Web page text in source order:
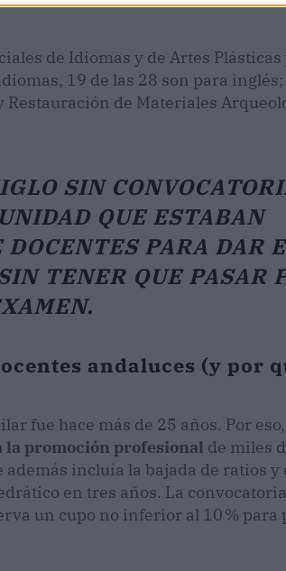
de Idiomas y de Artes
19 de las 28 son para
de Materiales
SIN
QUE ESTABAN
PARA DAR
TENER QUE PASAR
andaluces (y por
fue hace más de 25 años. Por
la promoción profesional de miles
incluía la bajada de ratios y
en tres años. La
un cupo no inferior al 10 % para